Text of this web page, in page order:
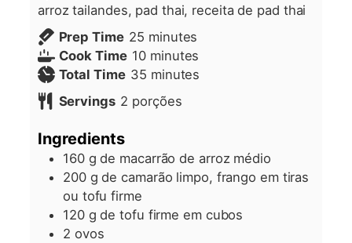
arroz tailandes, pad thai, receita de pad thai
Prep Time 25 minutes
minutes
Cook Time 10minutes
minutes
Total Time 35 minutes
minutes
Servings 2 porções
Ingredients
160 g de macarrão de arroz médio
200 g de camarão limpo, frango em tiras
ou tofu firme
120 g de tofu firme em cubos
2 ovos